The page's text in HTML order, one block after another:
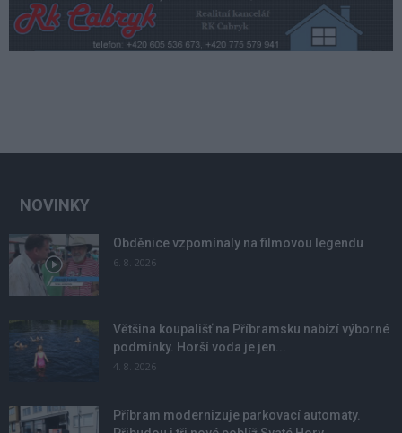
NOVINKY
Obděnice vzpomínaly na filmovou legendu
6. 8. 2026
Většina koupališť na Příbramsku nabízí výborné
podmínky. Horší voda je jen...
4. 8. 2026
Příbram modernizuje parkovací automaty.